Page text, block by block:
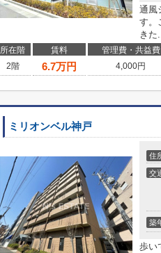
通風
す。
きた
所在階 賃料 管理費・共益費
2階
6.7万円 4,000円
ミリオンベル神戸
住
交
築
歩い